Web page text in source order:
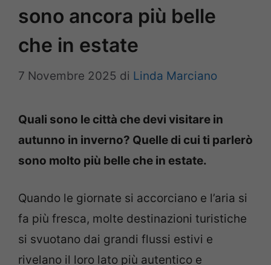
sono ancora più belle
che in estate
7 Novembre 2025 di Linda Marciano
Quali sono le città che devi visitare in
autunno in inverno? Quelle di cui ti parlerò
sono molto più belle che in estate.
Quando le giornate si accorciano e l’aria si
fa più fresca, molte destinazioni turistiche
si svuotano dai grandi flussi estivi e
rivelano il loro lato più autentico e